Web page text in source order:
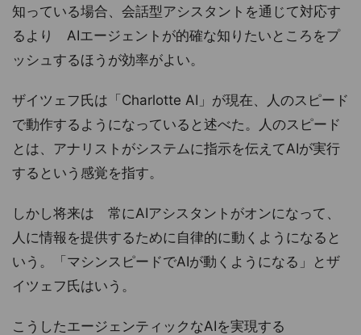
知っている場合、会話型アシスタントを通じて対応す
るより AIエージェントが的確な知りたいところをプ
ッシュするほうが効率がよい。
ザイツェフ氏は「Charlotte AI」が現在、人のスピード
で動作するようになっていると述べた。人のスピード
とは、アナリストがシステムに指示を伝えてAIが実行
するという感覚を指す。
しかし将来は 常にAIアシスタントがオンになって、
人に情報を提供するために自律的に動くようになると
いう。「マシンスピードでAIが動くようになる」とザ
イツェフ氏はいう。
こうしたエージェンティックなAIを実現する